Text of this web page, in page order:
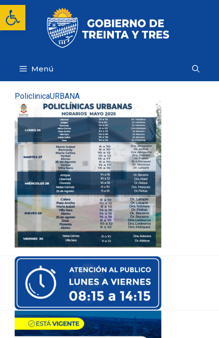
Abrir barra de herramientas
Saltar
contenido
Menú
PoliclinicaURBANA